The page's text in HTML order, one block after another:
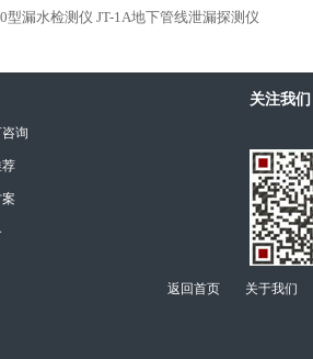
型漏水检测仪 JT-1A地下管线泄漏探测仪
询
关注我们
返回首页 关于我们